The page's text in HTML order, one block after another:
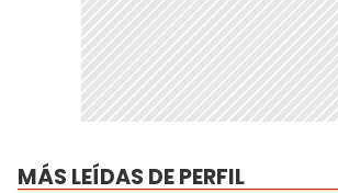
MÁS LEÍDAS DE PERFIL